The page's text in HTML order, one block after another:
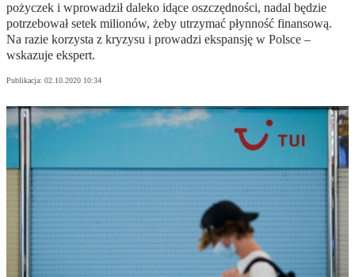
pożyczek i wprowadził daleko idące oszczędności, nadal będzie
potrzebował setek milionów, żeby utrzymać płynność finansową.
Na razie korzysta z kryzysu i prowadzi ekspansję w Polsce –
wskazuje ekspert.
Publikacja: 02.10.2020 10:34